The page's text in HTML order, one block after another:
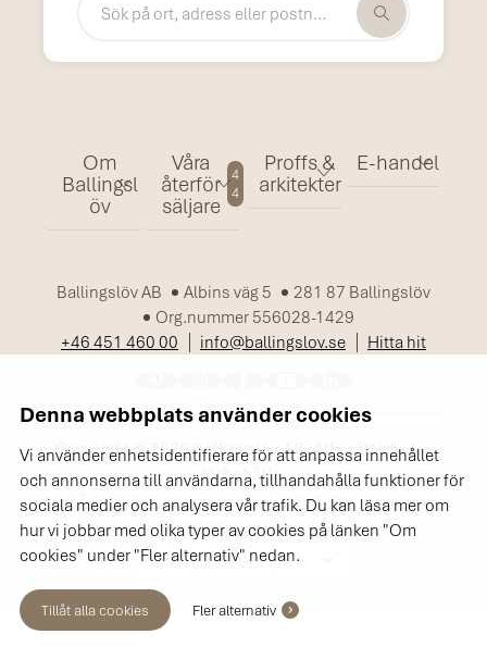
Denna webbplats använder cookies
Vi använder enhetsidentifierare för att anpassa innehållet
och annonserna till användarna, tillhandahålla funktioner för
sociala medier och analysera vår trafik. Du kan läsa mer om
hur vi jobbar med olika typer av cookies på länken "Om
cookies" under "Fler alternativ" nedan.
Tillåt alla cookies Fler alternativ
Om
Ballingsl
öv
Våra
återför
säljare
4
4
Proffs &
arkitekter
E-handel
Ballingslöv AB Albins väg 5
281 87 Ballingslöv
Org.nummer 556028-1429
+46 451 460 00
info@ballingslov.se Hitta hit
Copyright © 2026 Ballingslöv AB. Alla rättigheter
förbehålls.
Tillgänglighetsanpassning|Integritetspolicy|
Användning av cookies
Ballingslöv Sverige